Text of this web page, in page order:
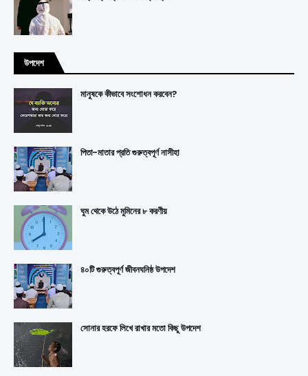
উপদেশ
মানুষকে কীভাবে সংশোধন করবেন?
পিতা-মাতার প্রতি গুরুত্বপূর্ণ নাসীহা
ঘুম থেকে উঠে মুমিনের ৮ করণীয়
৪০টি গুরুত্বপূর্ণ জীবনঘনিষ্ঠ উপদেশ
সোনার হরফে লিখে রাখার মতো কিছু উপদেশ